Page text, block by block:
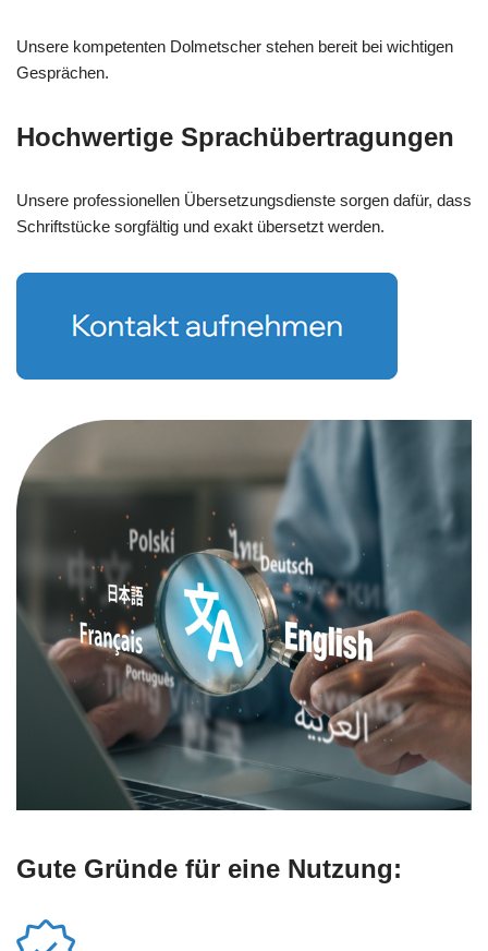
Unsere kompetenten Dolmetscher stehen bereit bei wichtigen
Gesprächen.
Hochwertige Sprachübertragungen
Unsere professionellen Übersetzungsdienste sorgen dafür, dass
Schriftstücke sorgfältig und exakt übersetzt werden.
Gute Gründe für eine Nutzung: